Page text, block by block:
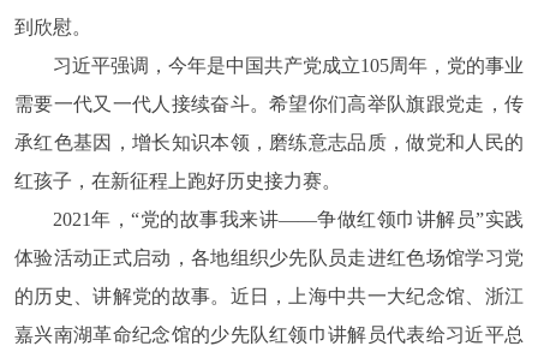
到欣慰。
习近平强调，今年是中国共产党成立105周年，党的事业
需要一代又一代人接续奋斗。希望你们高举队旗跟党走，传
承红色基因，增长知识本领，磨练意志品质，做党和人民的
红孩子，在新征程上跑好历史接力赛。
2021年，“党的故事我来讲——争做红领巾讲解员”实践
体验活动正式启动，各地组织少先队员走进红色场馆学习党
的历史、讲解党的故事。近日，上海中共一大纪念馆、浙江
嘉兴南湖革命纪念馆的少先队红领巾讲解员代表给习近平总